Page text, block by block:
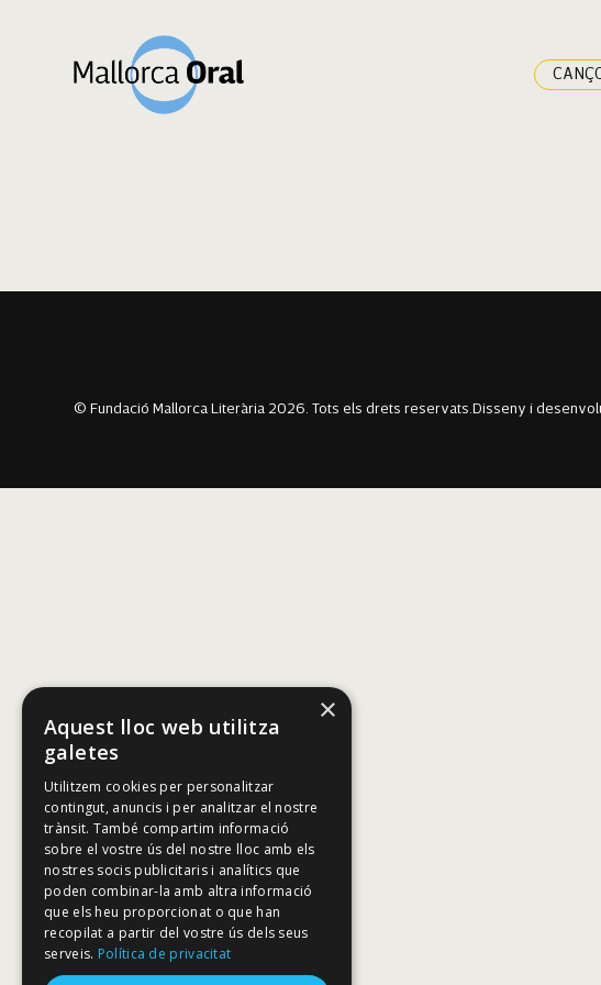
Emma Pascual
Sofia Llodrà Galdeano
Selene Parra Trigo
© Fundació Mallorca Literària 2026. Tots els drets reservats. Disseny i
×
Aquest lloc web utilitza
galetes
Utilitzem cookies per personalitzar
contingut, anuncis i per analitzar el nostre
trànsit. També compartim informació
sobre el vostre ús del nostre lloc amb els
nostres socis publicitaris i analítics que
poden combinar-la amb altra informació
que els heu proporcionat o que han
recopilat a partir del vostre ús dels seus
serveis. Política de privacitat